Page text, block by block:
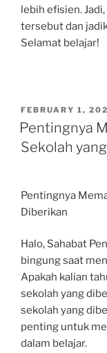
lebih efisien.
tersebut dan
Selamat belajar!
POSTED
ON
FEBRUARY 1,
Pentingnya
Sekolah
Pentingnya
Diberikan
Halo, Sahabat
bingung saat
Apakah kalian
sekolah yang
sekolah yang
penting untuk
dalam belajar.